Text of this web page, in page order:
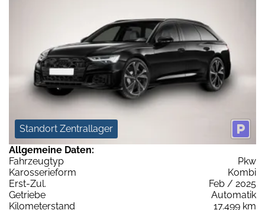
Standort Zentrallager
Allgemeine Daten:
Fahrzeugtyp
Pkw
Karosserieform
Kombi
Erst-Zul.
Feb / 2025
Getriebe
Automatik
Kilometerstand
17.499 km